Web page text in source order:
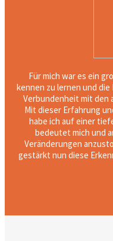
Für mich war es ein
kennen zu lernen und
Verbundenheit mit den
Mit dieser Erfahrung
habe ich auf einer
bedeutet mich und
Veränderungen
gestärkt nun diese